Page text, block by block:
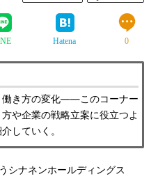
Hatena 0
働き方の変化――このコーナー
や企業の戦略立案に役立つよ
していく。
シナネンホールディングス